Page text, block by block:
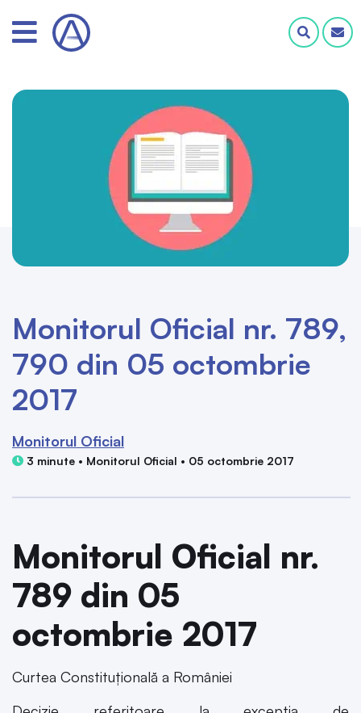
Monitorul Oficial nr. 789,
790 din 05 octombrie
2017
Monitorul Oficial
3 minute • Monitorul Oficial • 05 octombrie 2017
Monitorul Oficial nr.
789 din 05
octombrie 2017
Curtea Constituțională a României